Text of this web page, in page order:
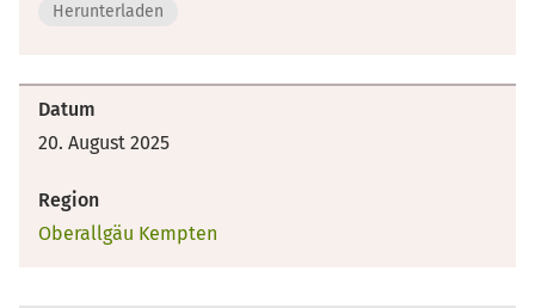
Herunterladen
Datum
20. August 2025
Region
Oberallgäu Kempten